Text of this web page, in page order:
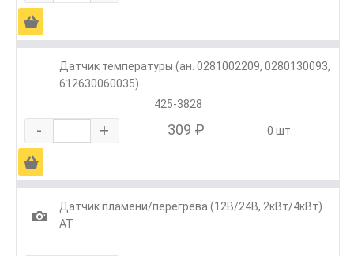
Ä
Датчик температуры (ан. 0281002209, 0280130093,
612630060035)
425-3828
- + 309 ₽ 0 шт.
Ä
1
Датчик пламени/перегрева (12В/24В, 2кВт/4кВт)
АТ